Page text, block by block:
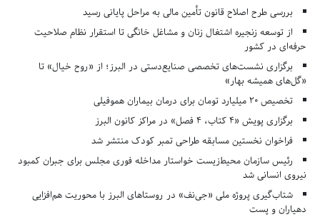
بررسی طرح اصلاح قانون تأمین مالی به مراحل پایانی رسید
از توسعه زنجیره اشتغال زنان و مشاغل خانگی تا استقرار نظام صلاحیت
حرفه‌ای در کشور
برگزاری نشست‌های تخصصی صنایع‌دستی در البرز؛ از «روح خیال» تا
«گل‌های همیشه بهار»
تخصیص ۲۰ میلیارد تومان برای درمان بیماران هموفیلی
برگزاری پویش «۴ کتاب، ۴ فصل» در مراکز کانون البرز
فراخوان نخستین مسابقه طراحی تمبر کودک منتشر شد
رئیس سازمان محیط‌زیست خواستار مداخله فوری مجلس برای جبران کمبود
نیروی انسانی شد
شتاب‌گیری پروژه ملی «جی‌نف» در روستاهای البرز با محوریت هم‌افزایی
دهیاران و پست